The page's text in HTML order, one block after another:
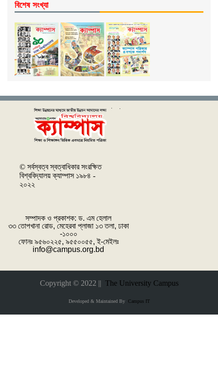
বিশেষ সংখ্যা
© সর্বস্বত্ব স্বত্বাধিকার সংরক্ষিত
বিশ্ববিদ্যালয় ক্যাম্পাস ১৯৮৪ -
২০২২
সম্পাদক ও প্রকাশক: ‌ড. এম হেলাল
৩৩ তোপখানা রোড, মেহেরবা প্লাজা ১৩ তলা, ঢাকা
-১০০০
ফোনঃ ৯৫৬০২২৫, ৯৫৫০০৫৫, ই-মেইলঃ
info@campus.org.bd
Copyright © 2022 || The University Campus
Developed & Maintained ByCampus IT